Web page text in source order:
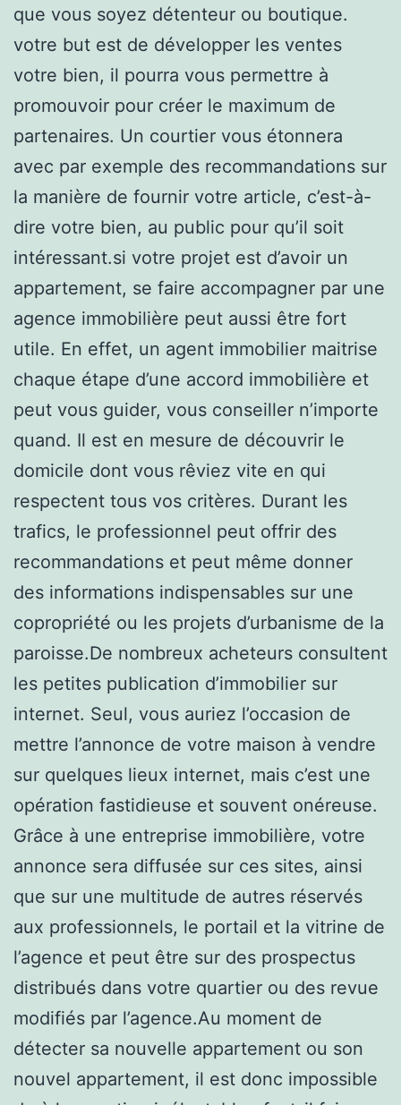
que vous soyez détenteur ou boutique.
votre but est de développer les ventes
votre bien, il pourra vous permettre à
promouvoir pour créer le maximum de
partenaires. Un courtier vous étonnera
avec par exemple des recommandations sur
la manière de fournir votre article, c’est-à-
dire votre bien, au public pour qu’il soit
intéressant.si votre projet est d’avoir un
appartement, se faire accompagner par une
agence immobilière peut aussi être fort
utile. En effet, un agent immobilier maitrise
chaque étape d’une accord immobilière et
peut vous guider, vous conseiller n’importe
quand. Il est en mesure de découvrir le
domicile dont vous rêviez vite en qui
respectent tous vos critères. Durant les
trafics, le professionnel peut offrir des
recommandations et peut même donner
des informations indispensables sur une
copropriété ou les projets d’urbanisme de la
paroisse.De nombreux acheteurs consultent
les petites publication d’immobilier sur
internet. Seul, vous auriez l’occasion de
mettre l’annonce de votre maison à vendre
sur quelques lieux internet, mais c’est une
opération fastidieuse et souvent onéreuse.
Grâce à une entreprise immobilière, votre
annonce sera diffusée sur ces sites, ainsi
que sur une multitude de autres réservés
aux professionnels, le portail et la vitrine de
l’agence et peut être sur des prospectus
distribués dans votre quartier ou des revue
modifiés par l’agence.Au moment de
détecter sa nouvelle appartement ou son
nouvel appartement, il est donc impossible